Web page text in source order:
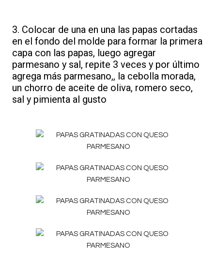
3. Colocar de una en una las papas cortadas
en el fondo del molde para formar la primera
capa con las papas, luego agregar
parmesano y sal, repite 3 veces y por último
agrega más parmesano,, la cebolla morada,
un chorro de aceite de oliva, romero seco,
sal y pimienta al gusto